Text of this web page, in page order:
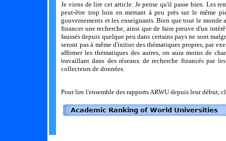
Je viens de lire cet article. Je pense qu'il passe bien. Les
peut-être trop loin en mettant à peu près sur le même
gouvernements et les enseignants. Bien que tout le
financer une recherche, ainsi que de faire preuve d'un
faussés depuis quelque peu dans certains pays ne sont
seront pas à même d'initier des thématiques propres, par
affirmer les thématiques des autres, on aura moins de
travaillant dans des réseaux de recherche financés par
collecteurs de données.
Pour lire l'ensemble des rapports ARWU depuis leur début,